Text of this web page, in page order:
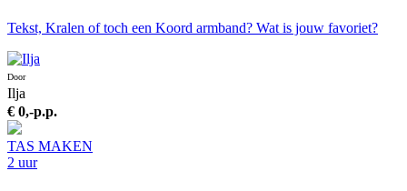
Tekst, Kralen of toch een Koord armband? Wat is jouw favoriet?
Door
Ilja
€ 0,-p.p.
TAS MAKEN
2 uur